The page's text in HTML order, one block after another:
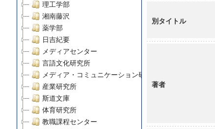
理工学部
湘南藤沢
薬学部
日吉紀要
メディアセンター
言語文化研究所
メディア・コミュニケーション研究所
産業研究所
斯道文庫
体育研究所
教職課程センター
別タイトル
著者